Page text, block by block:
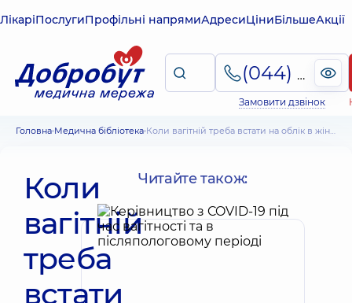
ЛікаріПослугиПрофільні напрямиАдресиЦіниБільшеАкції
(044) 495-2-888
Замовити дзвінок
Головна Медична бібліотека Коли вагітній треба встати на облік в жіночій консультації, що включає в себе ведення вагітності
Коли
вагітній
треба
встати
Читайте також: